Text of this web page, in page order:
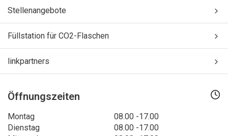
Stellenangebote
Füllstation für CO2-Flaschen
linkpartners
Öffnungszeiten
Montag
08.00 -17.00
Dienstag
08.00 -17.00